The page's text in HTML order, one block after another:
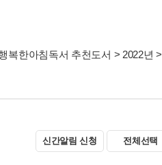
복한아침독서 추천도서 > 2022년 >
신간알림 신청 전체선택